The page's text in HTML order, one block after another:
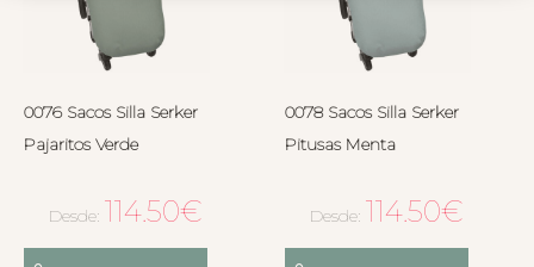
0076 Sacos Silla Serker
Pajaritos Verde
Desde: 114.50€
0078 Sacos Silla Serker
Pitusas Menta
Desde: 114.50€